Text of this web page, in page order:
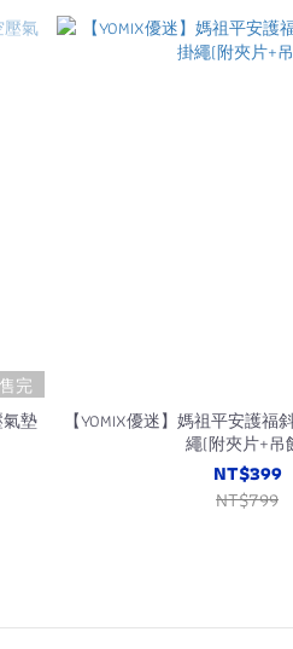
售完
氣墊
【YOMIX優迷】媽祖平安護
繩(附夾片+吊
NT$399
NT$799